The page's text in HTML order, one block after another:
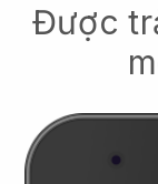
Được